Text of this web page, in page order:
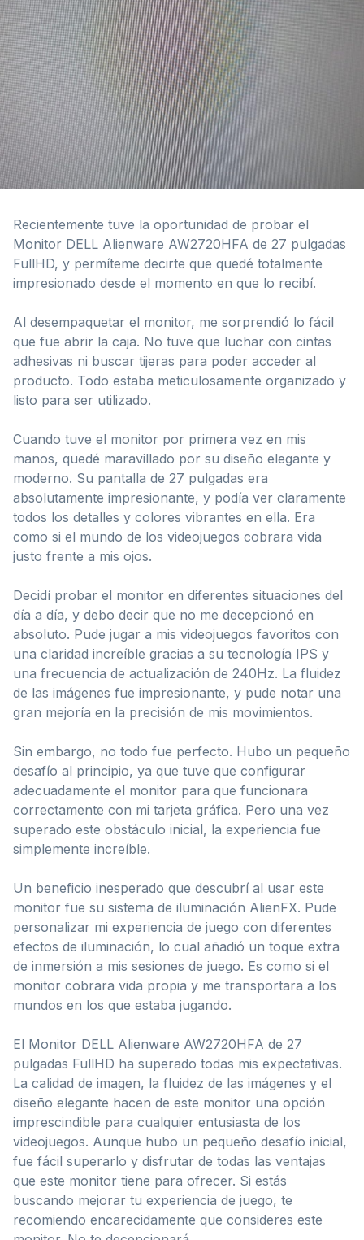
Recientemente tuve la oportunidad de probar el
Monitor DELL Alienware AW2720HFA de 27 pulgadas
FullHD, y permíteme decirte que quedé totalmente
impresionado desde el momento en que lo recibí.
Al desempaquetar el monitor, me sorprendió lo fácil
que fue abrir la caja. No tuve que luchar con cintas
adhesivas ni buscar tijeras para poder acceder al
producto. Todo estaba meticulosamente organizado y
listo para ser utilizado.
Cuando tuve el monitor por primera vez en mis
manos, quedé maravillado por su diseño elegante y
moderno. Su pantalla de 27 pulgadas era
absolutamente impresionante, y podía ver claramente
todos los detalles y colores vibrantes en ella. Era
como si el mundo de los videojuegos cobrara vida
justo frente a mis ojos.
Decidí probar el monitor en diferentes situaciones del
día a día, y debo decir que no me decepcionó en
absoluto. Pude jugar a mis videojuegos favoritos con
una claridad increíble gracias a su tecnología IPS y
una frecuencia de actualización de 240Hz. La fluidez
de las imágenes fue impresionante, y pude notar una
gran mejoría en la precisión de mis movimientos.
Sin embargo, no todo fue perfecto. Hubo un pequeño
desafío al principio, ya que tuve que configurar
adecuadamente el monitor para que funcionara
correctamente con mi tarjeta gráfica. Pero una vez
superado este obstáculo inicial, la experiencia fue
simplemente increíble.
Un beneficio inesperado que descubrí al usar este
monitor fue su sistema de iluminación AlienFX. Pude
personalizar mi experiencia de juego con diferentes
efectos de iluminación, lo cual añadió un toque extra
de inmersión a mis sesiones de juego. Es como si el
monitor cobrara vida propia y me transportara a los
mundos en los que estaba jugando.
El Monitor DELL Alienware AW2720HFA de 27
pulgadas FullHD ha superado todas mis expectativas.
La calidad de imagen, la fluidez de las imágenes y el
diseño elegante hacen de este monitor una opción
imprescindible para cualquier entusiasta de los
videojuegos. Aunque hubo un pequeño desafío inicial,
fue fácil superarlo y disfrutar de todas las ventajas
que este monitor tiene para ofrecer. Si estás
buscando mejorar tu experiencia de juego, te
recomiendo encarecidamente que consideres este